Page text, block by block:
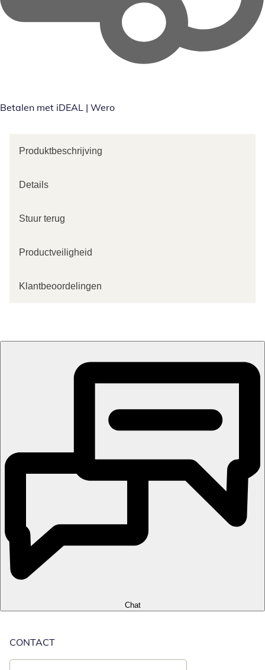
Betalen met iDEAL | Wero
Produktbeschrijving
Details
Stuur terug
Productveiligheid
Klantbeoordelingen
Chat
CONTACT